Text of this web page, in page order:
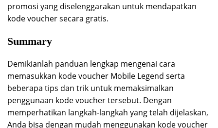
promosi yang diselenggarakan untuk mendapatkan
kode voucher secara gratis.
Summary
Demikianlah panduan lengkap mengenai cara
memasukkan kode voucher Mobile Legend serta
beberapa tips dan trik untuk memaksimalkan
penggunaan kode voucher tersebut. Dengan
memperhatikan langkah-langkah yang telah dijelaskan,
Anda bisa dengan mudah menggunakan kode voucher